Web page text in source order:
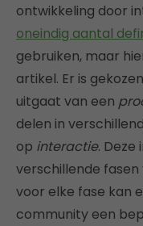
ontwikkeling door
oneindig aantal
gebruiken, maar
artikel. Er is
uitgaat van een
delen in
op interactie. Deze
verschillende
voor elke fase kan
community een